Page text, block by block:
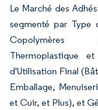
Le Marché des
segmenté par Type
Copolymères
Thermoplastique
d'Utilisation Final
Emballage,
et Cuir, et Plus), et